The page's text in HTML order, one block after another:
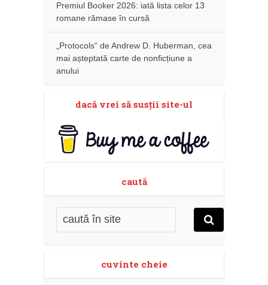
Premiul Booker 2026: iată lista celor 13
romane rămase în cursă
„Protocols“ de Andrew D. Huberman, cea
mai așteptată carte de nonficțiune a
anului
dacă vrei să susţii site-ul
caută
cuvinte cheie